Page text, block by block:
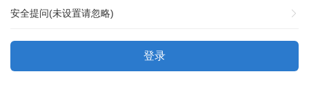
安全提问(未设置请忽略)
登录